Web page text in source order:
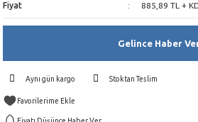
Fiyat
885,89 TL +
Gelince Haber
Aynı gün kargo Stoktan Teslim